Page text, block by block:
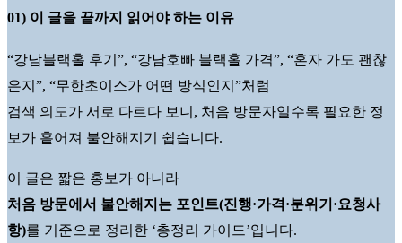
01) 이 글을 끝까지 읽어야 하는 이유
“강남블랙홀 후기”, “강남호빠 블랙홀 가격”, “혼자 가도 괜찮
은지”, “무한초이스가 어떤 방식인지”처럼
검색 의도가 서로 다르다 보니, 처음 방문자일수록 필요한 정
보가 흩어져 불안해지기 쉽습니다.
이 글은 짧은 홍보가 아니라
처음 방문에서 불안해지는 포인트(진행·가격·분위기·요청사
항)를 기준으로 정리한 ‘총정리 가이드’입니다.